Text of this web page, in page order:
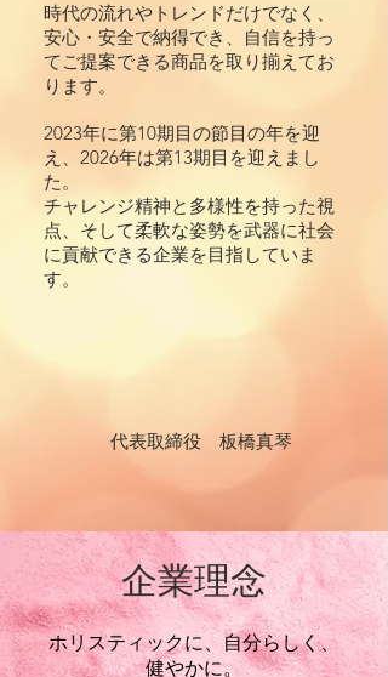
時代の流れやトレンドだけでなく、
安心・安全で納得でき、自信を持っ
てご提案できる商品を取り揃えてお
ります。
2023年に第10期目の節目の年を迎
え、2026年は第13期目を迎えまし
た。
チャレンジ精神と多様性を持った視
点、そして柔軟な姿勢を武器に社会
に貢献できる企業を目指していま
す。
代表取締役 板橋真琴
企業理念
ホリスティックに、自分らしく、
健やかに。